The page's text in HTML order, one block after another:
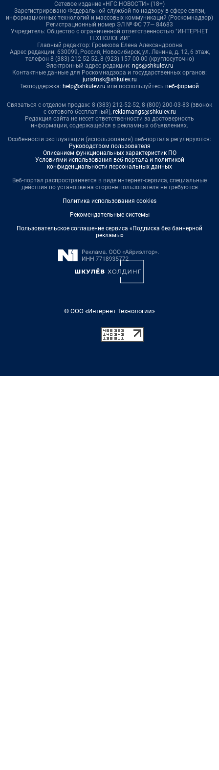
Сетевое издание «НГС.НОВОСТИ» (18+)
Зарегистрировано Федеральной службой по надзору в сфере связи,
информационных технологий и массовых коммуникаций (Роскомнадзор)
Регистрационный номер ЭЛ № ФС 77— 84683
Учредитель: Общество с ограниченной ответственностью "ИНТЕРНЕТ
ТЕХНОЛОГИИ"
Главный редактор: Громкова Елена Александровна
Адрес редакции: 630099, Россия, Новосибирск, ул. Ленина, д. 12, 6 этаж,
телефон 8 (383) 212-52-52, 8 (923) 157-00-00 (круглосуточно)
Электронный адрес редакции: ngs@shkulev.ru
Контактные данные для Роскомнадзора и государственных органов:
juristnsk@shkulev.ru
Техподдержка: help@shkulev.ru или воспользуйтесь веб-формой
Связаться с отделом продаж: 8 (383) 212-52-52, 8 (800) 200-03-83 (звонок
с сотового бесплатный), reklamangs@shkulev.ru
Редакция сайта не несет ответственности за достоверность
информации, содержащейся в рекламных объявлениях.
Особенности эксплуатации (использования) веб-портала регулируются:
Руководством пользователя
Описанием функциональных характеристик ПО
Условиями использования веб-портала и политикой
конфиденциальности персональных данных
Веб-портал распространяется в виде интернет-сервиса, специальные
действия по установке на стороне пользователя не требуются
Политика использования cookies
Рекомендательные системы
Пользовательское соглашение сервиса «Подписка без баннерной
рекламы»
© ООО «Интернет Технологии»